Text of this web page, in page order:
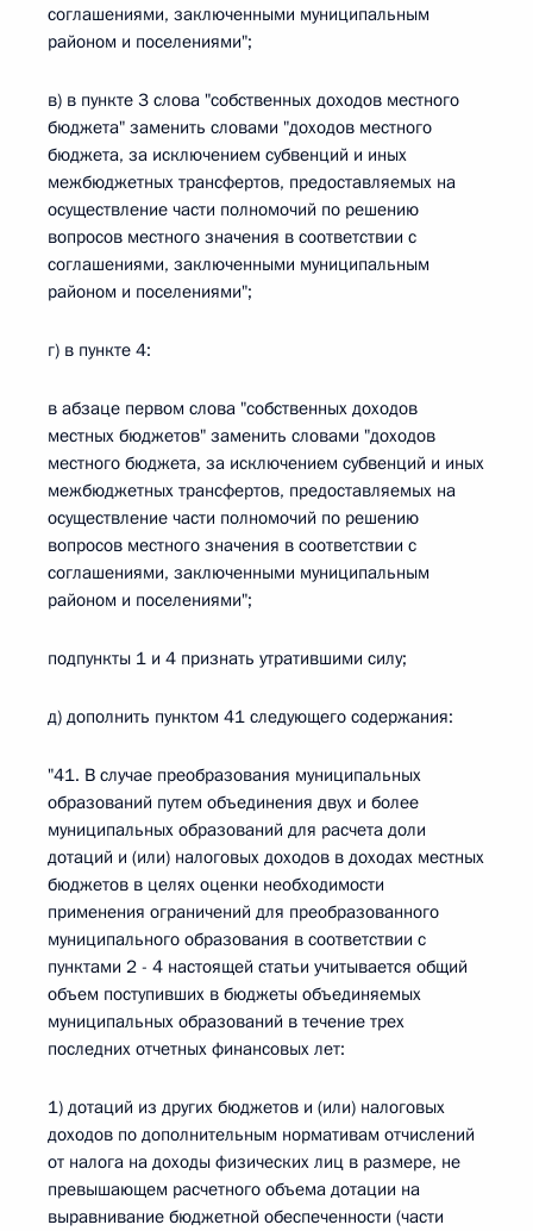
соглашениями, заключенными муниципальным
районом и поселениями";
в) в пункте 3 слова "собственных доходов местного
бюджета" заменить словами "доходов местного
бюджета, за исключением субвенций и иных
межбюджетных трансфертов, предоставляемых на
осуществление части полномочий по решению
вопросов местного значения в соответствии с
соглашениями, заключенными муниципальным
районом и поселениями";
г) в пункте 4:
в абзаце первом слова "собственных доходов
местных бюджетов" заменить словами "доходов
местного бюджета, за исключением субвенций и иных
межбюджетных трансфертов, предоставляемых на
осуществление части полномочий по решению
вопросов местного значения в соответствии с
соглашениями, заключенными муниципальным
районом и поселениями";
подпункты 1 и 4 признать утратившими силу;
д) дополнить пунктом 41 следующего содержания:
"41. В случае преобразования муниципальных
образований путем объединения двух и более
муниципальных образований для расчета доли
дотаций и (или) налоговых доходов в доходах местных
бюджетов в целях оценки необходимости
применения ограничений для преобразованного
муниципального образования в соответствии с
пунктами 2 - 4 настоящей статьи учитывается общий
объем поступивших в бюджеты объединяемых
муниципальных образований в течение трех
последних отчетных финансовых лет:
1) дотаций из других бюджетов и (или) налоговых
доходов по дополнительным нормативам отчислений
от налога на доходы физических лиц в размере, не
превышающем расчетного объема дотации на
выравнивание бюджетной обеспеченности (части